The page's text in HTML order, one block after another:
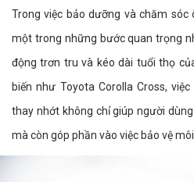
Trong việc bảo dưỡng và chăm sóc
một trong những bước quan trọng
động trơn tru và kéo dài tuổi thọ
biến như Toyota Corolla Cross,
thay nhớt không chỉ giúp người
mà còn góp phần vào việc bảo vệ